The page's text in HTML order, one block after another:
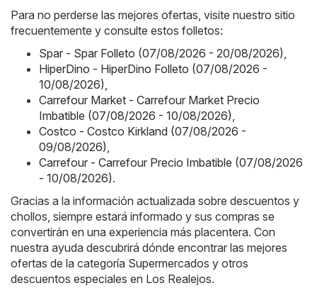
Para no perderse las mejores ofertas, visite nuestro sitio
frecuentemente y consulte estos folletos:
Spar - Spar Folleto (07/08/2026 - 20/08/2026)
HiperDino - HiperDino Folleto (07/08/2026 -
10/08/2026)
Carrefour Market - Carrefour Market Precio
Imbatible (07/08/2026 - 10/08/2026)
Costco - Costco Kirkland (07/08/2026 -
09/08/2026)
Carrefour - Carrefour Precio Imbatible (07/08/2026
- 10/08/2026).
Gracias a la información actualizada sobre descuentos y
chollos, siempre estará informado y sus compras se
convertirán en una experiencia más placentera. Con
nuestra ayuda descubrirá dónde encontrar las mejores
ofertas de la categoría Supermercados y otros
descuentos especiales en Los Realejos.